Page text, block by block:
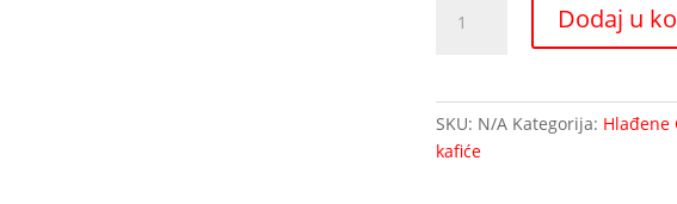
izložbena
Dodaj u
SKU: N/A Kategorija: Hlađene
kafiće